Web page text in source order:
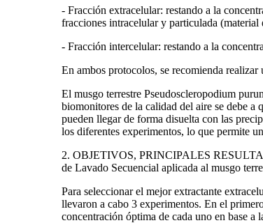
- Fracción extracelular: restando a la
fracciones intracelular y particulada (material
- Fracción intercelular: restando a la
En ambos protocolos, se recomienda
El musgo terrestre Pseudoscleropodium
biomonitores de la calidad del aire se debe a
pueden llegar de forma disuelta con las
los diferentes experimentos, lo que permite
2. OBJETIVOS, PRINCIPALES
de Lavado Secuencial aplicada al musgo
Para seleccionar el mejor extractante
llevaron a cabo 3 experimentos. En el
concentración óptima de cada uno en base